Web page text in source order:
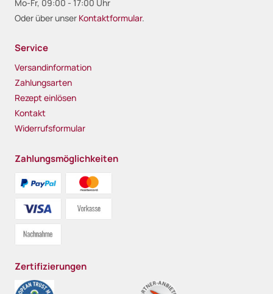
Mo-Fr, 09:00 - 17:00 Uhr
Oder über unser Kontaktformular.
Service
Versandinformation
Zahlungsarten
Rezept einlösen
Kontakt
Widerrufsformular
Zahlungsmöglichkeiten
Zertifizierungen